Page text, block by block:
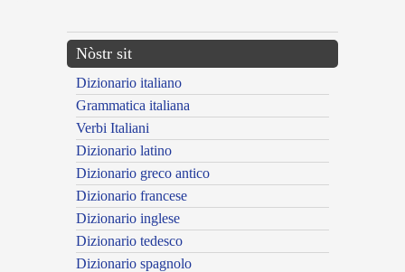
Nòstr sit
Dizionario italiano
Grammatica italiana
Verbi Italiani
Dizionario latino
Dizionario greco antico
Dizionario francese
Dizionario inglese
Dizionario tedesco
Dizionario spagnolo